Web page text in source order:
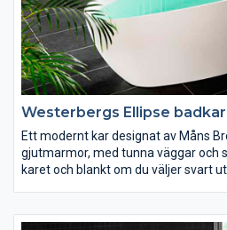
Westerbergs Ellipse badkar
Ett modernt kar designat av Måns
gjutmarmor, med tunna väggar och
karet och blankt om du väljer svart